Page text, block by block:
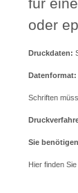
für
oder
Druckdaten:
Datenformat:
Schriften
Sie
Hier finden